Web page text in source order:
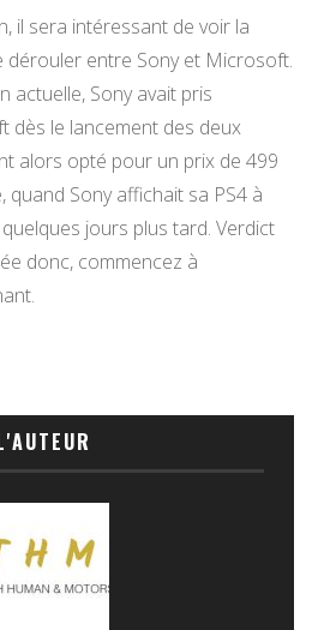
il sera intéressant de voir la
dérouler entre Sony et Microsoft.
actuelle, Sony avait pris
dès le lancement des deux
alors opté pour un prix de 499
Sony affichait sa PS4 à
jours plus tard. Verdict
donc, commencez à